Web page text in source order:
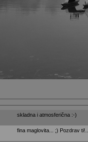
skladna i atmosferična :-)
fina maglovita... ;) Pozdrav